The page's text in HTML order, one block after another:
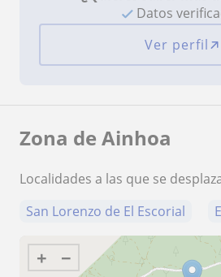
Datos
Ver perfil
Zona de Ainhoa
Localidades a las que se
San Lorenzo de El Escorial
+ −